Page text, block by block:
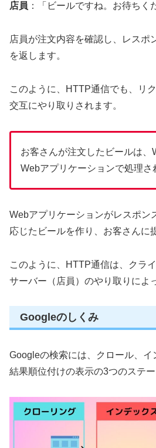
店員 ：「ビールですね。お待ちく
店員が注文内容を確認し、レスポ
を返します。
このように、HTTP通信でも、リ
交互にやり取りされます。
お客さんが注文したビールは、
Webアプリケーションで処理さ
Webアプリケーションがレスポン
応じたビールを作り、お客さんに
このように、HTTP通信は、クラ
サーバー（店員）のやり取りによ
Googleのしくみ
Googleの検索には、クロール、イ
結果順位付けの表示の3つのステー